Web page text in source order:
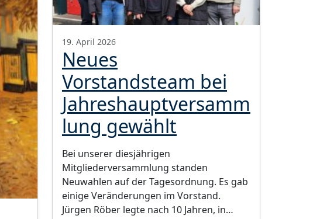
19. April 2026
Neues
Vorstandsteam bei
Jahreshauptversamm
lung gewählt
Bei unserer diesjährigen
Mitgliederversammlung standen
Neuwahlen auf der Tagesordnung. Es gab
einige Veränderungen im Vorstand.
Jürgen Röber legte nach 10 Jahren, in…